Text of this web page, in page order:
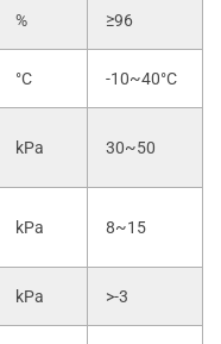
% ≥96
°C -10~40°C
kPa 30~50
kPa 8~15
kPa >-3